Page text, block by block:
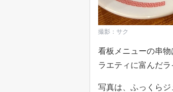
撮影：サク
看板メニューの串
ラエティに富んだラ
写真は、ふっくら